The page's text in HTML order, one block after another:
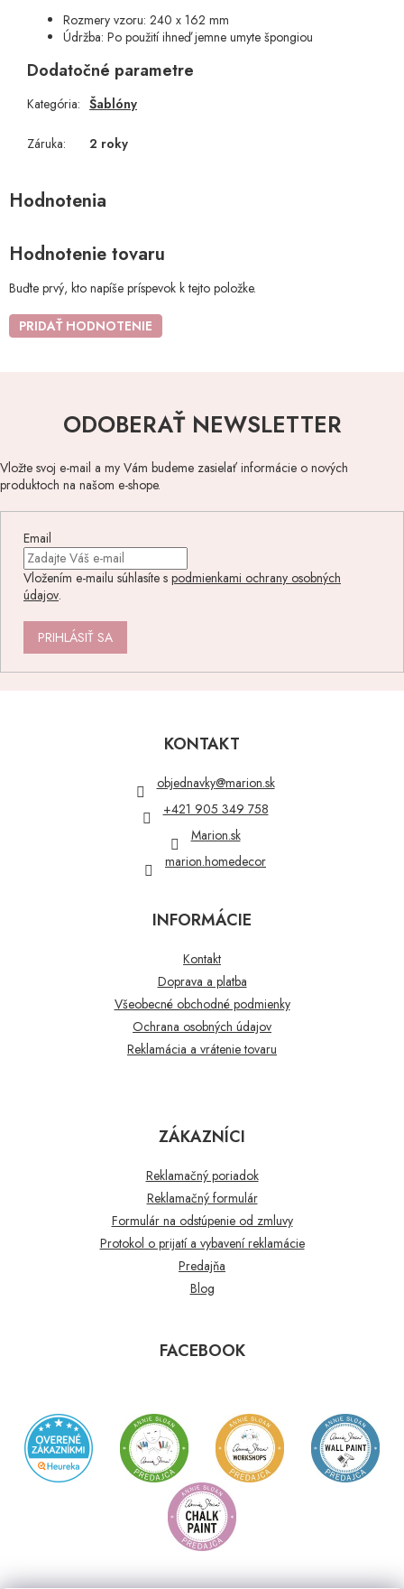
Rozmery vzoru: 240 x 162 mm
Údržba: Po použití ihneď jemne umyte špongiou
Dodatočné parametre
Kategória: Šablóny
Záruka: 2 roky
Hodnotenie tovaru
Buďte prvý, kto napíše príspevok k tejto položke.
PRIDAŤ HODNOTENIE
ODOBERAŤ NEWSLETTER
Vložte svoj e-mail a my Vám budeme zasielať informácie o nových
produktoch na našom e-shope.
Email
Vložením e-mailu súhlasíte s podmienkami ochrany osobných
údajov.
PRIHLÁSIŤ SA
KONTAKT
objednavky@marion.sk
+421 905 349 758
Marion.sk
marion.homedecor
INFORMÁCIE
Kontakt
Doprava a platba
Všeobecné obchodné podmienky
Ochrana osobných údajov
Reklamácia a vrátenie tovaru
ZÁKAZNÍCI
Reklamačný poriadok
Reklamačný formulár
Formulár na odstúpenie od zmluvy
Protokol o prijatí a vybavení reklamácie
Predajňa
Blog
FACEBOOK